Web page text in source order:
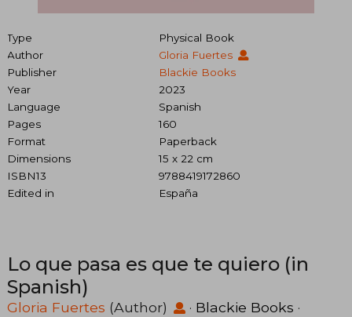
Type
Physical Book
Author
Gloria Fuertes
Publisher
Blackie Books
Year
2023
Language
Spanish
Pages
160
Format
Paperback
Dimensions
15 x 22 cm
ISBN13
9788419172860
Edited in
España
Lo que pasa es que te quiero (in
Spanish)
Gloria Fuertes (Author) · Blackie Books ·